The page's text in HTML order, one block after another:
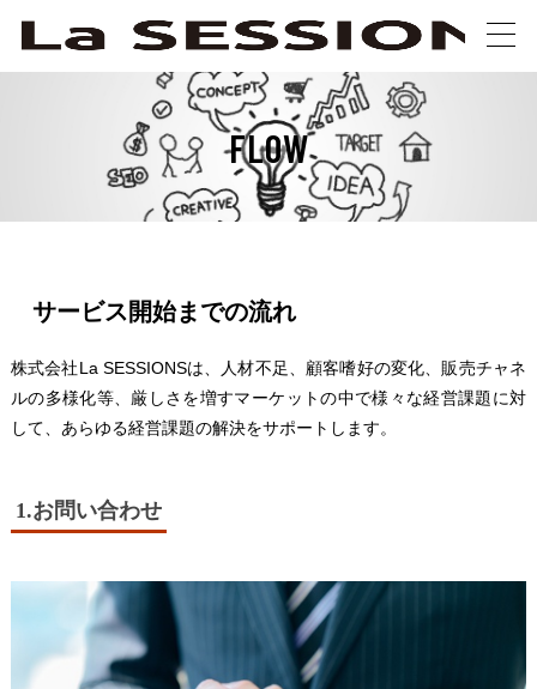
FLOW
サービス開始までの流れ
株式会社La SESSIONSは、人材不足、顧客嗜好の変化、販売チャネ
ルの多様化等、厳しさを増すマーケットの中で様々な経営課題に対
して、あらゆる経営課題の解決をサポートします。
1.お問い合わせ